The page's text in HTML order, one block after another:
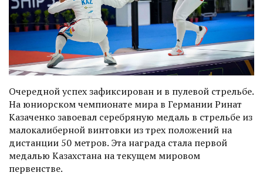
Очередной успех зафиксирован и в пулевой стрельбе.
На юниорском чемпионате мира в Германии Ринат
Казаченко завоевал серебряную медаль в стрельбе из
малокалиберной винтовки из трех положений на
дистанции 50 метров. Эта награда стала первой
медалью Казахстана на текущем мировом
первенстве.